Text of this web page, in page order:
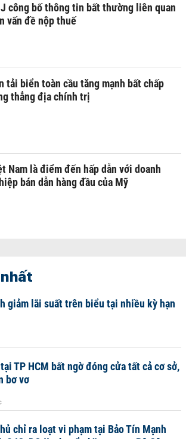
công bố thông tin bất thường liên quan
vấn đề nộp thuế
tải biển toàn cầu tăng mạnh bất chấp
thẳng địa chính trị
Nam là điểm đến hấp dẫn với doanh
bán dẫn hàng đầu của Mỹ
giảm lãi suất trên biểu tại nhiều kỳ hạn
TP HCM bất ngờ đóng cửa tất cả cơ sở,
bơ vơ
chỉ ra loạt vi phạm tại Bảo Tín Mạnh